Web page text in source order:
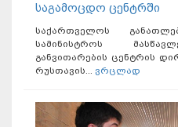
საგამოცდო ცენტრში
საქართველოს
სამინისტროს
განვითარების ცენტრის
რუსთავის... ვრცლად